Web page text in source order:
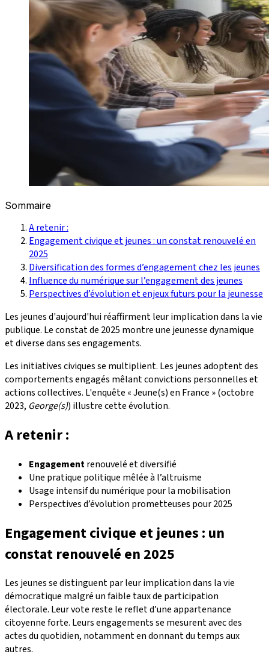
Sommaire
A retenir :
Engagement civique et jeunes : un constat renouvelé en
2025
Diversification des formes d’engagement chez les jeunes
Influence du numérique sur l’engagement des jeunes
Perspectives d’évolution et enjeux futurs pour la jeunesse
Les jeunes d'aujourd'hui réaffirment leur implication dans la vie
publique. Le constat de 2025 montre une jeunesse dynamique
et diverse dans ses engagements.
Les initiatives civiques se multiplient. Les jeunes adoptent des
comportements engagés mêlant convictions personnelles et
actions collectives. L'enquête « Jeune(s) en France » (octobre
2023, George(s)) illustre cette évolution.
A retenir :
Engagementrenouvelé et diversifié
Une pratique politique mêlée à l’altruisme
Usage intensif du numérique pour la mobilisation
Perspectives d’évolution prometteuses pour 2025
Engagement civique et jeunes : un
constat renouvelé en 2025
Les jeunes se distinguent par leur implication dans la vie
démocratique malgré un faible taux de participation
électorale. Leur vote reste le reflet d’une appartenance
citoyenne forte. Leurs engagements se mesurent avec des
actes du quotidien, notamment en donnant du temps aux
autres.